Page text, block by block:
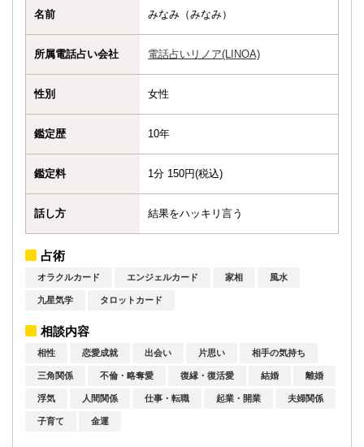
名前 みなみ（みなみ）
所属電話占い会社 電話占いリノア(LINOA)
性別 女性
鑑定歴 10年
鑑定料 1分 150円(税込)
話し方 結果をハッキリ言う
占術
オラクルカード エンジェルカード 家相 風水
九星気学 タロットカード
相談内容
相性 恋愛成就 出会い 片思い 相手の気持ち
三角関係 不倫・略奪愛 復縁・復活愛 結婚 離婚
浮気 人間関係 仕事・転職 起業・開業 夫婦関係
子育て 金運